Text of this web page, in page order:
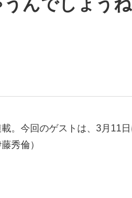
載。今回のゲストは、3月11日
秀倫）